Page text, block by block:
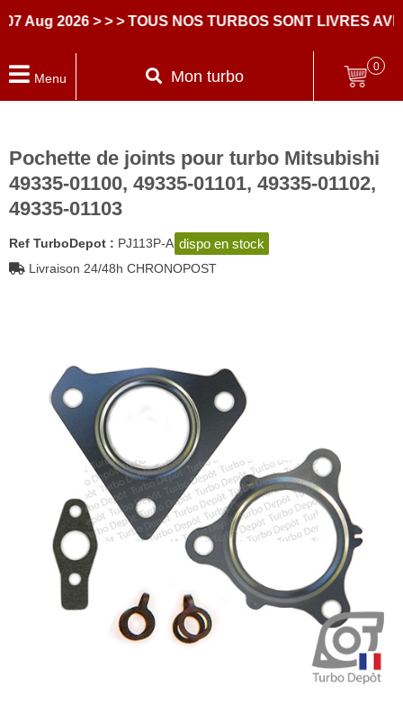
2026 > > > TOUS NOS TURBOS SONT LIVRES AVEC
Menu Mon turbo
0
Pochette de joints pour turbo Mitsubishi
49335-01100, 49335-01101, 49335-01102,
49335-01103
Ref TurboDepot : PJ113P-A dispo en stock
Livraison 24/48h CHRONOPOST